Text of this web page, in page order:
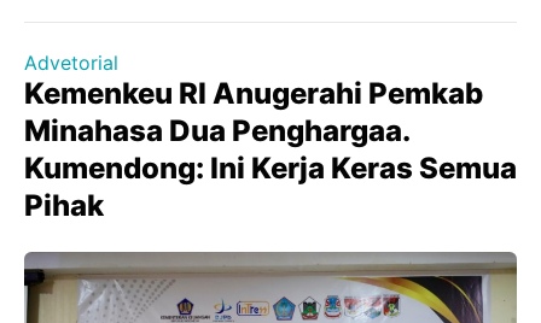
Advetorial
Kemenkeu RI Anugerahi Pemkab
Minahasa Dua Penghargaa.
Kumendong: Ini Kerja Keras Semua
Pihak